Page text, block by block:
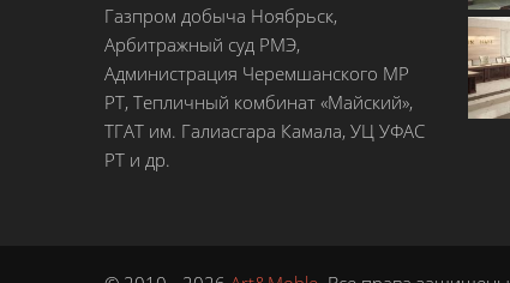
Газпром добыча Ноябрьск,
Арбитражный суд РМЭ,
Администрация Черемшанского МР
РТ, Тепличный комбинат «Майский»,
ТГАТ им. Галиасгара Камала, УЦ УФАС
РТ и др.